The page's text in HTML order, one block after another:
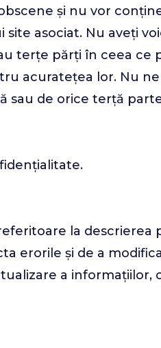
și nu vor
asociat. Nu aveți
terțe părți în ceea ce
acuratețea lor. Nu
sau de orice terță
la descrierea
erorile și de a
a informațiilor,